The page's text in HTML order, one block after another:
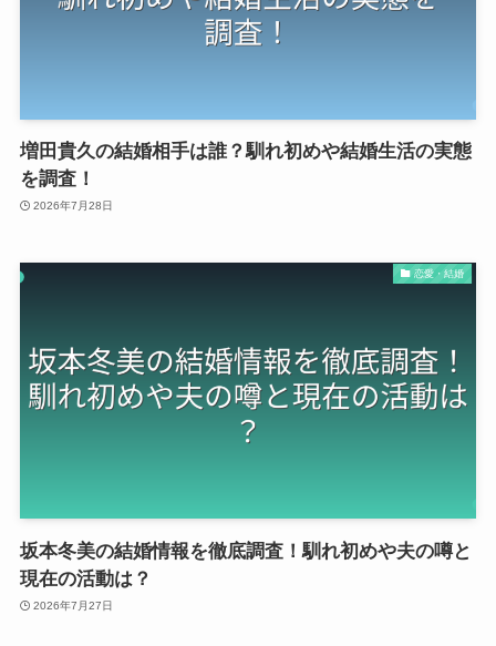
増田貴久の結婚相手は誰？馴れ初めや結婚生活の実態
を調査！
2026年7月28日
恋愛・結婚
坂本冬美の結婚情報を徹底調査！馴れ初めや夫の噂と
現在の活動は？
2026年7月27日